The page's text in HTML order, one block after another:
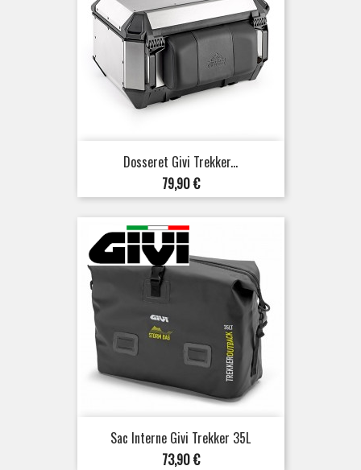
Dosseret Givi Trekker...
Prix
79,90 €
Sac Interne Givi Trekker 35L
Prix
73,90 €